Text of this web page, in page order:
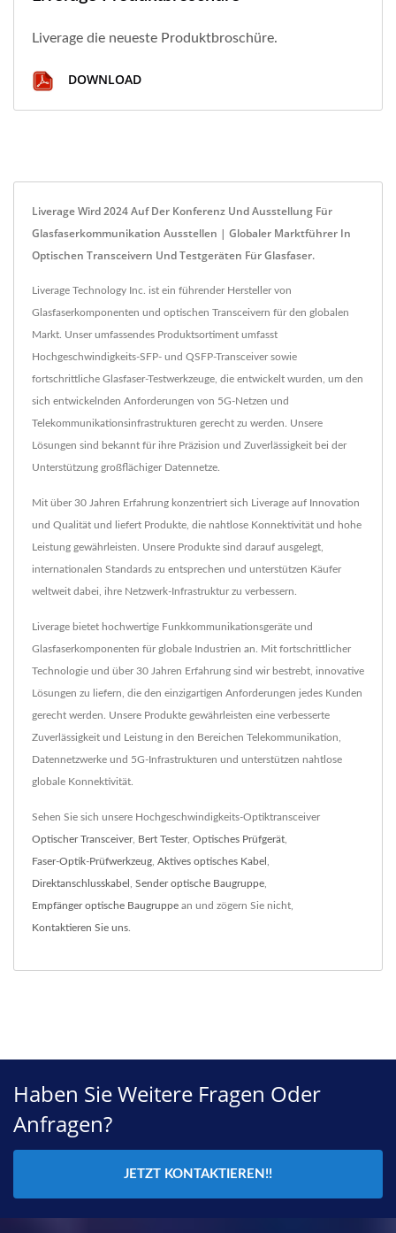
Liverage die neueste Produktbroschüre.
DOWNLOAD
Liverage Wird 2024 Auf Der Konferenz Und Ausstellung Für
Glasfaserkommunikation Ausstellen | Globaler Marktführer In
Optischen Transceivern Und Testgeräten Für Glasfaser.
Liverage Technology Inc. ist ein führender Hersteller von
Glasfaserkomponenten und optischen Transceivern für den globalen
Markt. Unser umfassendes Produktsortiment umfasst
Hochgeschwindigkeits-SFP- und QSFP-Transceiver sowie
fortschrittliche Glasfaser-Testwerkzeuge, die entwickelt wurden, um den
sich entwickelnden Anforderungen von 5G-Netzen und
Telekommunikationsinfrastrukturen gerecht zu werden. Unsere
Lösungen sind bekannt für ihre Präzision und Zuverlässigkeit bei der
Unterstützung großflächiger Datennetze.
Mit über 30 Jahren Erfahrung konzentriert sich Liverage auf Innovation
und Qualität und liefert Produkte, die nahtlose Konnektivität und hohe
Leistung gewährleisten. Unsere Produkte sind darauf ausgelegt,
internationalen Standards zu entsprechen und unterstützen Käufer
weltweit dabei, ihre Netzwerk-Infrastruktur zu verbessern.
Liverage bietet hochwertige Funkkommunikationsgeräte und
Glasfaserkomponenten für globale Industrien an. Mit fortschrittlicher
Technologie und über 30 Jahren Erfahrung sind wir bestrebt, innovative
Lösungen zu liefern, die den einzigartigen Anforderungen jedes Kunden
gerecht werden. Unsere Produkte gewährleisten eine verbesserte
Zuverlässigkeit und Leistung in den Bereichen Telekommunikation,
Datennetzwerke und 5G-Infrastrukturen und unterstützen nahtlose
globale Konnektivität.
Sehen Sie sich unsere Hochgeschwindigkeits-Optiktransceiver
Optischer Transceiver, Bert Tester, Optisches Prüfgerät
Faser-Optik-Prüfwerkzeug Aktives optisches Kabel
Direktanschlusskabel Sender optische Baugruppe
Empfänger optische Baugruppe an und zögern Sie nicht,
Kontaktieren Sie uns
Haben Sie Weitere Fragen Oder
Anfragen?
JETZT KONTAKTIEREN!!